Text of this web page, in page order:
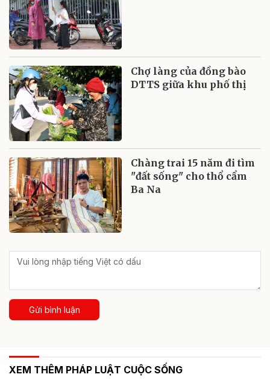
Chợ làng của đồng bào
DTTS giữa khu phố thị
Chàng trai 15 năm đi tìm
"đất sống" cho thổ cẩm
Ba Na
Gửi bình luận
XEM THÊM PHÁP LUẬT CUỘC SỐNG